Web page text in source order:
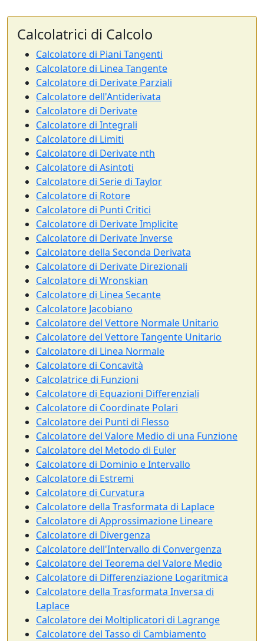
Calcolatrici di Calcolo
Calcolatore di Piani Tangenti
Calcolatore di Linea Tangente
Calcolatore di Derivate Parziali
Calcolatore dell'Antiderivata
Calcolatore di Derivate
Calcolatore di Integrali
Calcolatore di Limiti
Calcolatore di Derivate nth
Calcolatore di Asintoti
Calcolatore di Serie di Taylor
Calcolatore di Rotore
Calcolatore di Punti Critici
Calcolatore di Derivate Implicite
Calcolatore di Derivate Inverse
Calcolatore della Seconda Derivata
Calcolatore di Derivate Direzionali
Calcolatore di Wronskian
Calcolatore di Linea Secante
Calcolatore Jacobiano
Calcolatore del Vettore Normale Unitario
Calcolatore del Vettore Tangente Unitario
Calcolatore di Linea Normale
Calcolatore di Concavità
Calcolatrice di Funzioni
Calcolatore di Equazioni Differenziali
Calcolatore di Coordinate Polari
Calcolatore dei Punti di Flesso
Calcolatore del Valore Medio di una Funzione
Calcolatore del Metodo di Euler
Calcolatore di Dominio e Intervallo
Calcolatore di Estremi
Calcolatore di Curvatura
Calcolatore della Trasformata di Laplace
Calcolatore di Approssimazione Lineare
Calcolatore di Divergenza
Calcolatore dell'Intervallo di Convergenza
Calcolatore del Teorema del Valore Medio
Calcolatore di Differenziazione Logaritmica
Calcolatore della Trasformata Inversa di
Laplace
Calcolatore dei Moltiplicatori di Lagrange
Calcolatore del Tasso di Cambiamento